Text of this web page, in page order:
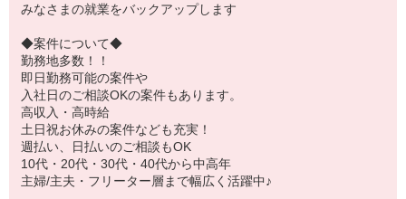
みなさまの就業をバックアップします
◆案件について◆
勤務地多数！！
即日勤務可能の案件や
入社日のご相談OKの案件もあります。
高収入・高時給
土日祝お休みの案件なども充実！
週払い、日払いのご相談もOK
10代・20代・30代・40代から中高年
主婦/主夫・フリーター層まで幅広く活躍中♪